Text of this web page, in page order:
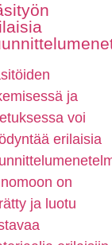
ja
voi
erilaisia
on
ja luotu